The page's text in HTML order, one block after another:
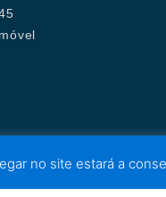
no site estará a